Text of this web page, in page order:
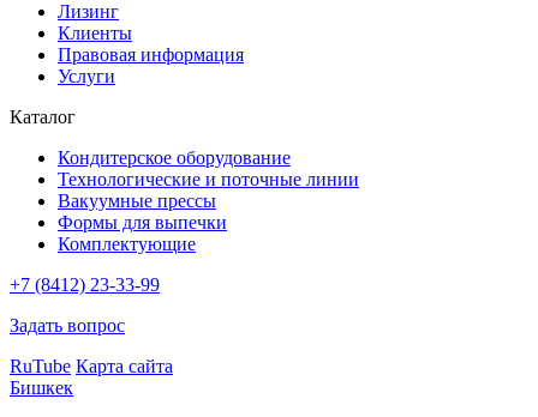
Лизинг
Клиенты
Правовая информация
Услуги
Каталог
Кондитерское оборудование
Технологические и поточные линии
Вакуумные прессы
Формы для выпечки
Комплектующие
+7 (8412) 23-33-99
Задать вопрос
RuTube Карта сайта
Бишкек